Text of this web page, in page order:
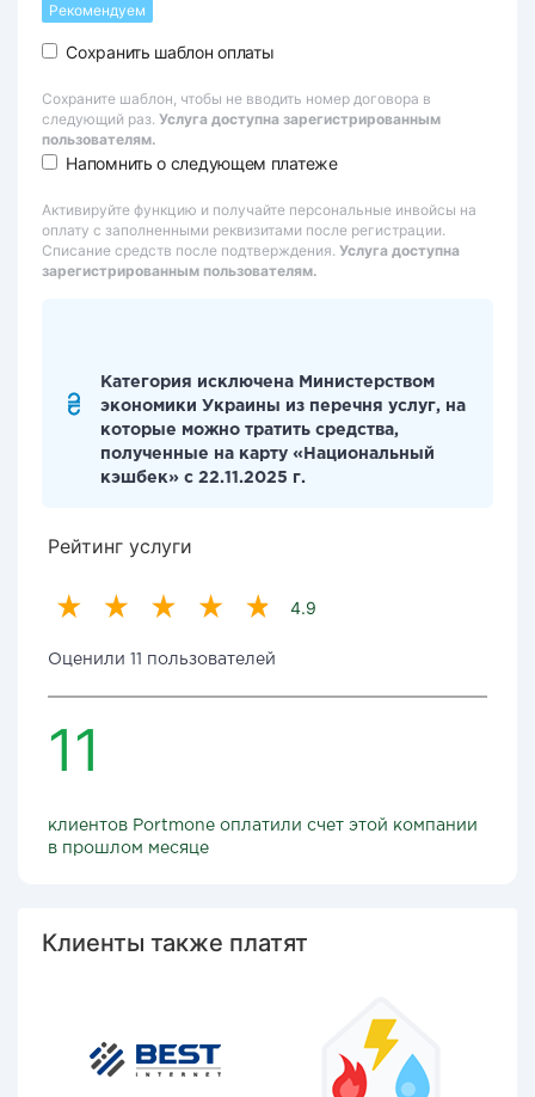
Рекомендуем
Сохранить шаблон оплаты
Сохраните шаблон, чтобы не вводить номер договора в
следующий раз. Услуга доступна зарегистрированным
пользователям.
Напомнить о следующем платеже
Активируйте функцию и получайте персональные инвойсы на
оплату с заполненными реквизитами после регистрации.
Списание средств после подтверждения. Услуга доступна
зарегистрированным пользователям.
Категория исключена Министерством
экономики Украины из перечня услуг, на
которые можно тратить средства,
полученные на карту «Национальный
кэшбек» с 22.11.2025 г.
Рейтинг услуги
4.9
Оценили 11 пользователей
11
клиентов Portmone оплатили счет этой компании
в прошлом месяце
Клиенты также платят